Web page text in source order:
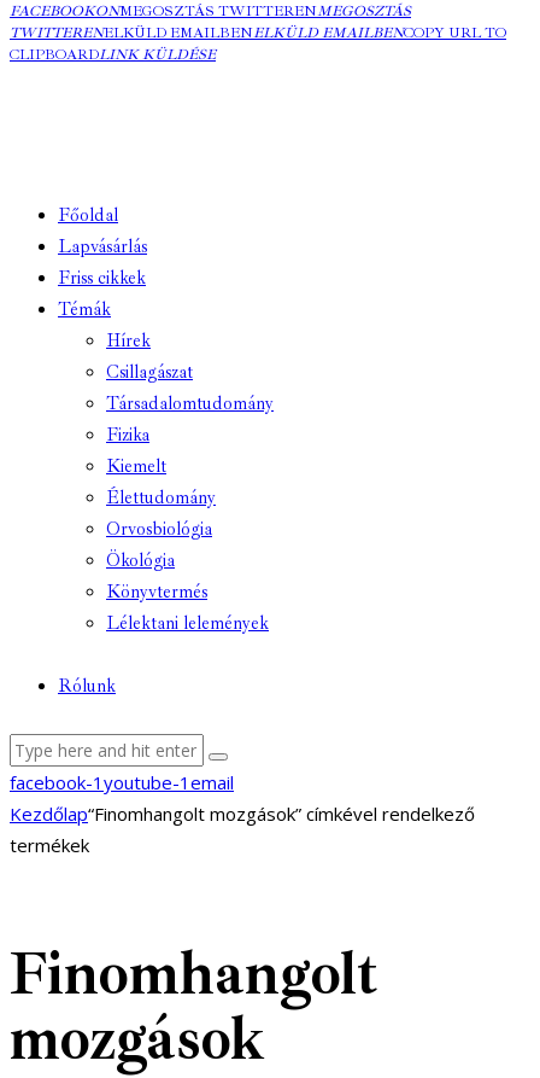
FACEBOOKONMEGOSZTÁS TWITTERENMEGOSZTÁS
TWITTERENELKÜLD EMAILBENELKÜLD EMAILBENCOPY URL TO
CLIPBOARDLINK KÜLDÉSE
Főoldal
Lapvásárlás
Friss cikkek
Témák
Hírek
Csillagászat
Társadalomtudomány
Fizika
Kiemelt
Élettudomány
Orvosbiológia
Ökológia
Könyvtermés
Lélektani lelemények
Rólunk
facebook-1 youtube-1 email
Kezdőlap“Finomhangolt mozgások” címkével rendelkező
termékek
Finomhangolt
mozgások